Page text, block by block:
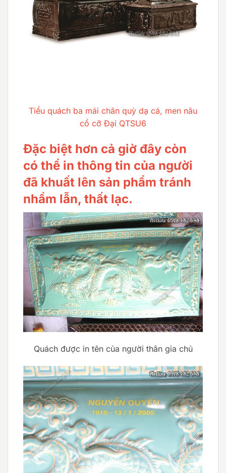
Tiểu quách ba mái chân quỳ dạ cá, men nâu
cổ cỡ Đại QTSU6
Đặc biệt hơn cả giờ đây còn
có thể in thông tin của người
đã khuất lên sản phẩm tránh
nhầm lẫn, thất lạc.
Quách được in tên của người thân gia chủ